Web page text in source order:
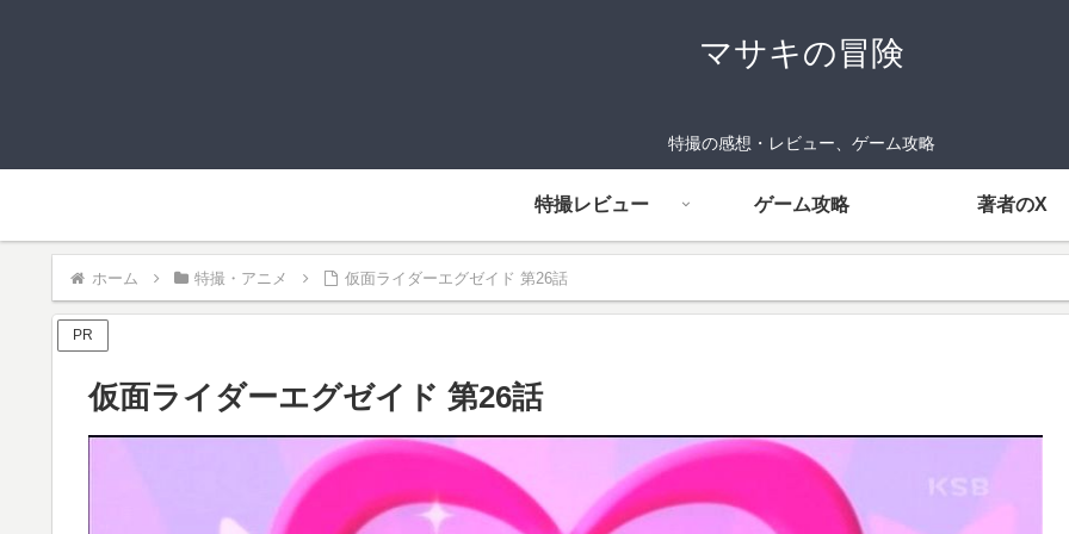
マサキの冒険
特撮の感想・レビュー、ゲーム攻略
特撮レビュー ゲーム攻略 著者のX
ホーム 特撮・アニメ 仮面ライダーエグゼイド 第26話
PR
仮面ライダーエグゼイド 第26話